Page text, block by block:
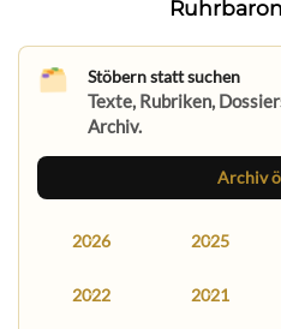
Stöbern statt suchen
Texte, Rubriken,
Archiv.
Archiv
2026 2025
2022 2021